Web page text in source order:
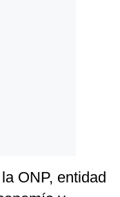
ONP, entidad